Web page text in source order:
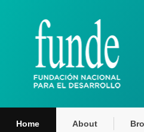
Home About